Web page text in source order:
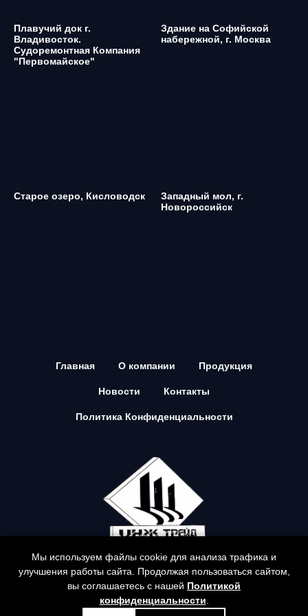
Мы используем файлы cookie для анализа трафика и
улучшения работы сайта. Продолжая пользоваться сайтом,
вы соглашаетесь с нашей Политикой
конфиденциальности
Плавучий док г.
Владивосток.
Судоремонтная Компания
"Первомайское"
Здание на Софийской
набережной, г. Москва
Старое озеро, Кисловодск
Западный мол, г.
Новороссийск
Главная О компании Продукция
Новости Контакты
Политика Конфиденциальности
© Все права защищены. ООО "Инж Трейд".
ingtr@mail.ru